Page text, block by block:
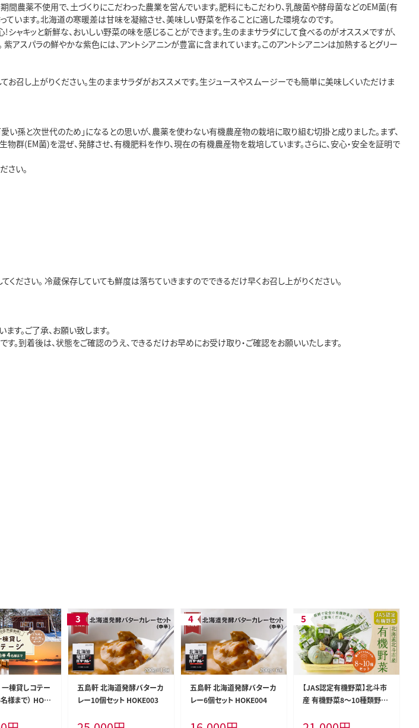
間農薬不使用で、土づくりにこだわった農業を営んでいます。肥料にもこだわり、乳酸菌や酵母菌などのEM菌(有
います。北海道の寒暖差は甘味を凝縮させ、美味しい野菜を作ることに適した環境なのです。
ャキッと新鮮な、おいしい野菜の味を感じることができます。生のままサラダにして食べるのがオススメですが、
紫アスパラの鮮やかな紫色には、アントシアニンが豊富に含まれています。このアントシアニンは加熱するとグリー
お召し上がりください。生のままサラダがおススメです。生ジュースやスムージーでも簡単に美味しくいただけま
孫と次世代のため」になるとの思いが、農薬を使わない有機農産物の栽培に取り組む切掛と成りました。まず、
群(EM菌)を混ぜ、発酵させ、有機肥料を作り、現在の有機農産物を栽培しています。さらに、安心・安全を証明で
さい。
ださい。 冷蔵保存していても鮮度は落ちていきますのでできるだけ早くお召し上がりください。
す。ご了承、お願い致します。
到着後は、状態をご確認のうえ、できるだけお早めにお受け取り・ご確認をお願いいたします。
棟貸しコテー
様まで） HOK
五島軒 北海道発酵バターカ
レー10個セット HOKE003
五島軒 北海道発酵バターカ
レー6個セット HOKE004
【JAS認定有機野菜】北斗市
産 有機野菜8～10種類野菜
変わります) HOKB019